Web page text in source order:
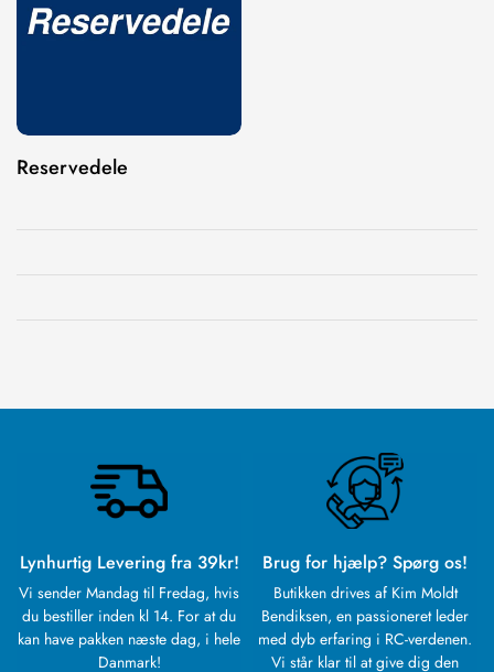
Reservedele
Lynhurtig Levering fra 39kr!
Vi sender Mandag til Fredag, hvis
du bestiller inden kl 14. For at du
kan have pakken næste dag, i hele
Danmark!
Brug for hjælp? Spørg os!
Butikken drives af Kim Moldt
Bendiksen, en passioneret leder
med dyb erfaring i RC-verdenen.
Vi står klar til at give dig den